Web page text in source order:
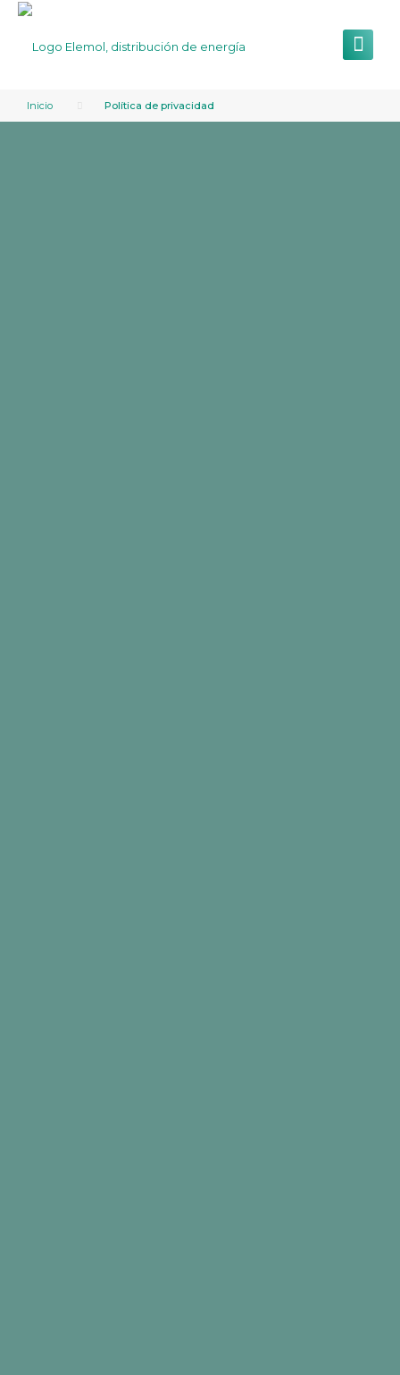
Inicio Política de privacidad